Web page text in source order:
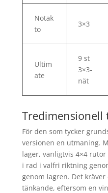
Notak
to
3×3
Ultim
ate
9 st
3×3-
nät
Tredimensionell
För den som tycker
versionen en utmaning.
lager, vanligtvis 4×4
i rad i valfri riktning
genom lagren. Det
tänkande, eftersom en